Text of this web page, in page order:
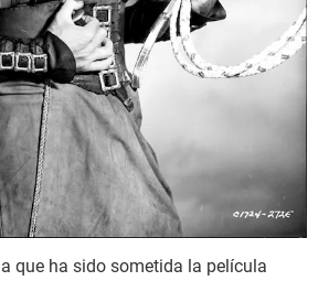
que ha sido sometida la película